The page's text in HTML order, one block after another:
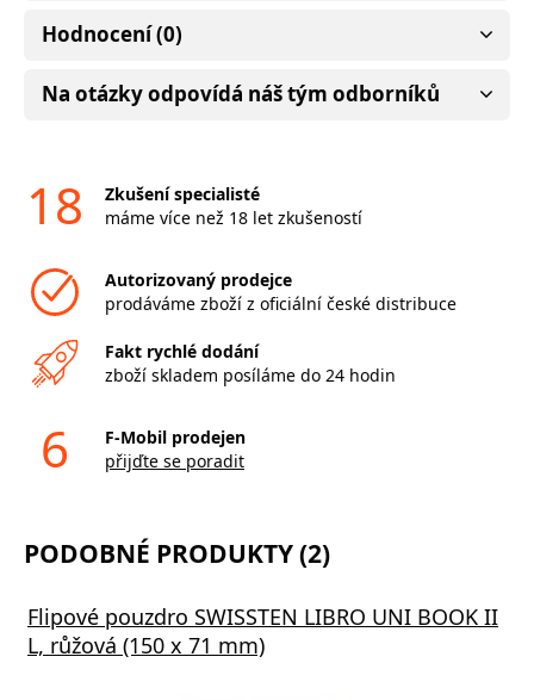
Hodnocení (0)
Na otázky odpovídá náš tým odborníků
18
Zkušení specialisté
máme více než 18 let zkušeností
Autorizovaný prodejce
prodáváme zboží z oficiální české distribuce
Fakt rychlé dodání
zboží skladem posíláme do 24 hodin
6
F-Mobil prodejen
přijďte se poradit
PODOBNÉ PRODUKTY (2)
Flipové pouzdro SWISSTEN LIBRO UNI BOOK II
L, růžová (150 x 71 mm)